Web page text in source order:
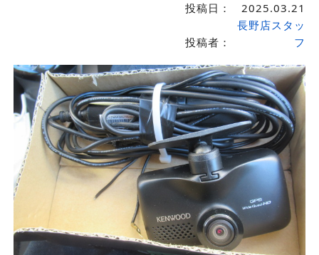
投稿日： 2025.03.21
投稿者：
長野店スタッ
フ